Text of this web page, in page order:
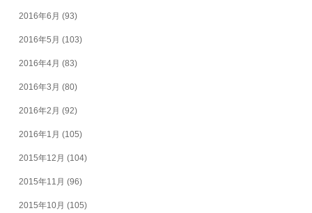
2016年6月 (93)
2016年5月 (103)
2016年4月 (83)
2016年3月 (80)
2016年2月 (92)
2016年1月 (105)
2015年12月 (104)
2015年11月 (96)
2015年10月 (105)